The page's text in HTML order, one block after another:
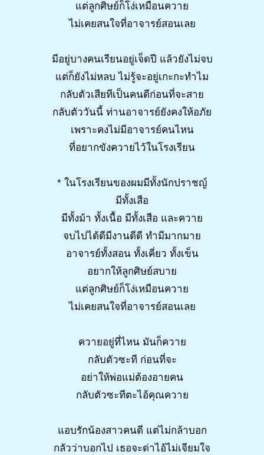
แต่ลูกศิษย์ก็โง่เหมือนควาย
ไม่เคยสนใจที่อาจารย์สอนเลย
มีอยู่บางคนเรียนอยู่เจ็ดปี แล้วยังไม่จบ
แต่ก็ยังไม่หลบ ไม่รู้จะอยู่เกะกะทำไม
กลับตัวเสียทีเป็นคนดีก่อนที่จะสาย
กลับตัววันนี้ ท่านอาจารย์ยังคงให้อภัย
เพราะคงไม่มีอาจารย์คนไหน
ที่อยากขังควายไว้ในโรงเรียน
* ในโรงเรียนของผมมีทั้งนักปราชญ์
มีทั้งเสือ
มีทั้งม้า ทั้งเนื้อ มีทั้งเสือ และควาย
จบไปได้ดีมีงานดีดี ทำมีมากมาย
อาจารย์ทั้งสอน ทั้งเคี่ยว ทั้งเข็น
อยากให้ลูกศิษย์สบาย
แต่ลูกศิษย์ก็โง่เหมือนควาย
ไม่เคยสนใจที่อาจารย์สอนเลย
ควายอยู่ที่ไหน มันก็ควาย
กลับตัวซะที ก่อนที่จะ
อย่าให้พ่อแม่ต้องอายคน
กลับตัวซะทีตะไอ้คุณควาย
แอบรักน้องสาวคนดี แต่ไม่กล้าบอก
กลัวว่าบอกไป เธอจะด่าไอ้ไม่เจียมใจ